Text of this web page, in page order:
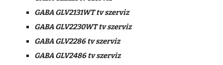
GABA GLV2131WT tv szerviz
GABA GLV2230WT tv szerviz
GABA GLV2286 tv szerviz
GABA GLV2486 tv szerviz